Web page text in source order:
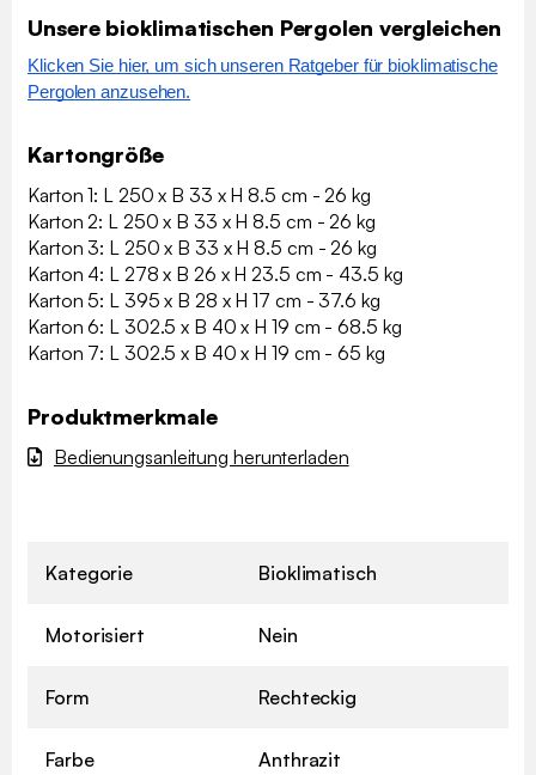
Unsere bioklimatischen Pergolen vergleichen
Klicken Sie hier, um sich unseren Ratgeber für bioklimatische
Pergolen anzusehen.
Kartongröße
Karton 1: L 250 x B 33 x H 8.5 cm - 26 kg
Karton 2: L 250 x B 33 x H 8.5 cm - 26 kg
Karton 3: L 250 x B 33 x H 8.5 cm - 26 kg
Karton 4: L 278 x B 26 x H 23.5 cm - 43.5 kg
Karton 5: L 395 x B 28 x H 17 cm - 37.6 kg
Karton 6: L 302.5 x B 40 x H 19 cm - 68.5 kg
Karton 7: L 302.5 x B 40 x H 19 cm - 65 kg
Produktmerkmale
Bedienungsanleitung herunterladen
Kategorie Bioklimatisch
Motorisiert Nein
Form Rechteckig
Farbe Anthrazit